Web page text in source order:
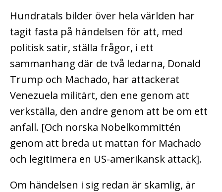
Hundratals bilder över hela världen har
tagit fasta på händelsen för att, med
politisk satir, ställa frågor, i ett
sammanhang där de två ledarna, Donald
Trump och Machado, har attackerat
Venezuela militärt, den ene genom att
verkställa, den andre genom att be om ett
anfall. [Och norska Nobelkommittén
genom att breda ut mattan för Machado
och legitimera en US-amerikansk attack].
Om händelsen i sig redan är skamlig, är